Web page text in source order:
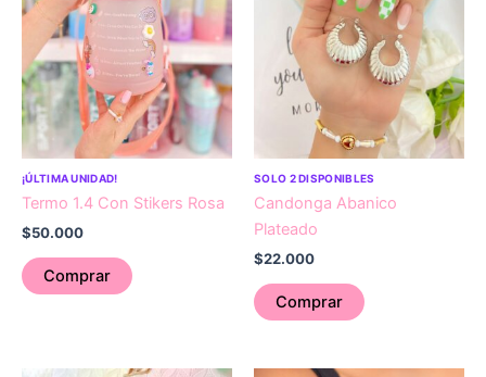
¡ÚLTIMA UNIDAD!
Termo 1.4 Con Stikers Rosa
$50.000
Comprar
SOLO 2 DISPONIBLES
Candonga Abanico
Plateado
$22.000
Comprar